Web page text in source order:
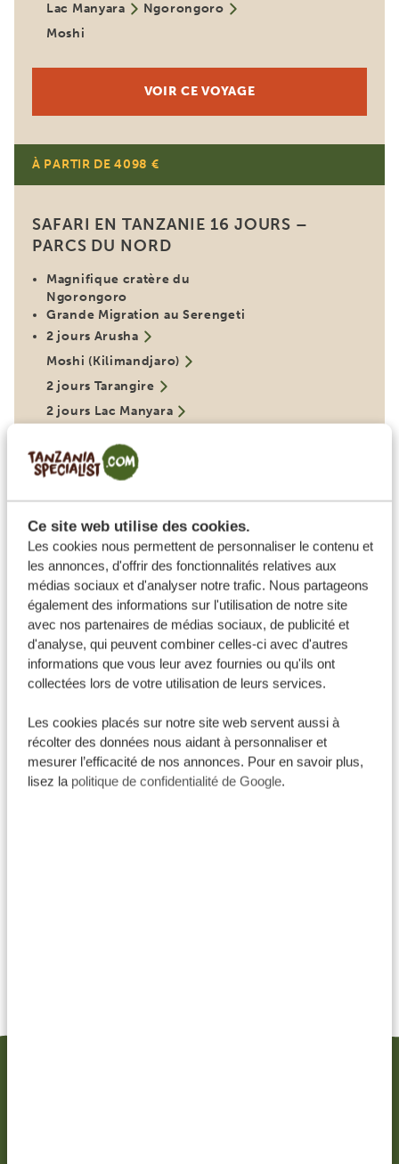
Ce site web utilise des cookies.
Les cookies nous permettent de personnaliser le contenu et
les annonces, d'offrir des fonctionnalités relatives aux
médias sociaux et d'analyser notre trafic. Nous partageons
également des informations sur l'utilisation de notre site
avec nos partenaires de médias sociaux, de publicité et
d'analyse, qui peuvent combiner celles-ci avec d'autres
informations que vous leur avez fournies ou qu'ils ont
collectées lors de votre utilisation de leurs services.
Les cookies placés sur notre site web servent aussi à
récolter des données nous aidant à personnaliser et
mesurer l’efficacité de nos annonces. Pour en savoir plus,
lisez la politique de confidentialité de Google.
Lac Manyara
Ngorongoro
Moshi
VOIR CE VOYAGE
À PARTIR DE 4098 €
SAFARI EN TANZANIE 16 JOURS –
PARCS DU NORD
Magnifique cratère du
Ngorongoro
Grande Migration au Serengeti
2 jours Arusha
Moshi (Kilimandjaro)
2 jours Tarangire
2 jours Lac Manyara
3 jours Central Serengeti
2 jours Ngorongoro
VOIR CE VOYAGE
À PARTIR DE 2006 €
[GRANDE MIGRATION EN
OPTION]
Safaris avec les Big Five